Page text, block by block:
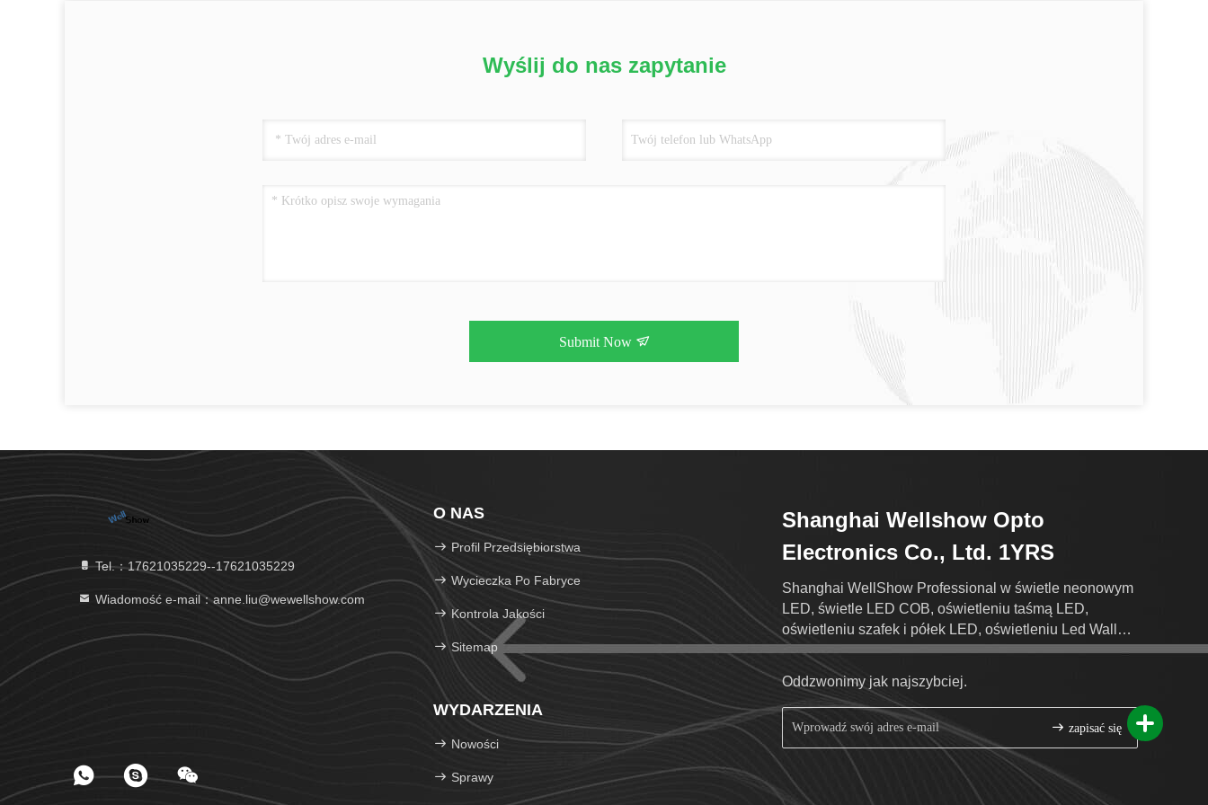
Wyślij do nas zapytanie
Submit Now
Tel.：17621035229--17621035229
Wiadomość e-mail：anne.liu@wewellshow.com
O NAS
Profil Przedsiębiorstwa
Wycieczka Po Fabryce
Kontrola Jakości
Sitemap
WYDARZENIA
Nowości
Sprawy
Shanghai Wellshow Opto
Electronics Co., Ltd. 1YRS
Shanghai WellShow Professional w świetle neonowym
LED, świetle LED COB, oświetleniu taśmą LED,
oświetleniu szafek i półek LED, oświetleniu Led Wall
Washer Lights Produkcja eksportowa.
Oddzwonimy jak najszybciej.
zapisać się